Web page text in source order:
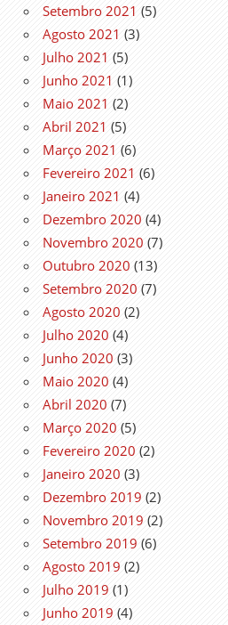
Setembro 2021 (5)
Agosto 2021 (3)
Julho 2021 (5)
Junho 2021 (1)
Maio 2021 (2)
Abril 2021 (5)
Março 2021 (6)
Fevereiro 2021 (6)
Janeiro 2021 (4)
Dezembro 2020 (4)
Novembro 2020 (7)
Outubro 2020 (13)
Setembro 2020 (7)
Agosto 2020 (2)
Julho 2020 (4)
Junho 2020 (3)
Maio 2020 (4)
Abril 2020 (7)
Março 2020 (5)
Fevereiro 2020 (2)
Janeiro 2020 (3)
Dezembro 2019 (2)
Novembro 2019 (2)
Setembro 2019 (6)
Agosto 2019 (2)
Julho 2019 (1)
Junho 2019 (4)